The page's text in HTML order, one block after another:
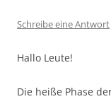
Schreibe eine Antwort
Hallo Leute!
Die heiße Phase